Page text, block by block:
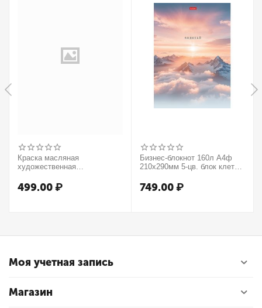
Краска масляная
художественная
37мл, туба, оранжевый
499.00₽
Бизнес-блокнот 160л А4ф
210х290мм 5-цв. блок клетка
мат.ламин. -В моменте
749.00₽
Моя учетная запись
Магазин